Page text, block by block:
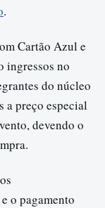
.
Cartão Azul e
ingressos no
do núcleo
a preço especial
devendo o
o pagamento